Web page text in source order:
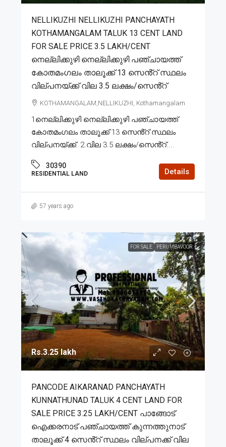
NELLIKUZHI NELLIKUZHI PANCHAYATH
KOTHAMANGALAM TALUK 13 CENT LAND
FOR SALE PRICE 3.5 LAKH/CENT
നെല്ലിക്കുഴി നെല്ലിക്കുഴി പഞ്ചായത്ത്
കോതമംഗലം താലൂക്ക് 13 സെൻ്റ് സ്ഥലം
വില്പനയ്ക്ക് വില 3.5 ലക്ഷം/സെൻ്റ്
KOTHAMANGALAM,NELLIKUZHI, Kothamangalam
1നെല്ലിക്കുഴി നെല്ലിക്കുഴി പഞ്ചായത്ത്
കോതമംഗലം താലൂക്ക് 13 സെൻ്റ് സ്ഥലം
വില്പനയ്ക്ക്. 2.വില 3.5 ലക്ഷം/സെൻ്റ്....
30390
RESIDENTIAL LAND Details
57 years ago
FOR SALE PERUMBAVOOR
Rs.3.25 lakh
PANCODE AIKARANAD PANCHAYATH
KUNNATHUNAD TALUK 4 CENT LAND FOR
SALE PRICE 3.25 LAKH/CENT പാങ്ങോട്
ഐക്കരനാട് പഞ്ചായത്ത് കുന്നത്തുനാട്
താലൂക്ക് 4 സെൻ്റ് സ്ഥലം വില്പനക്ക് വില